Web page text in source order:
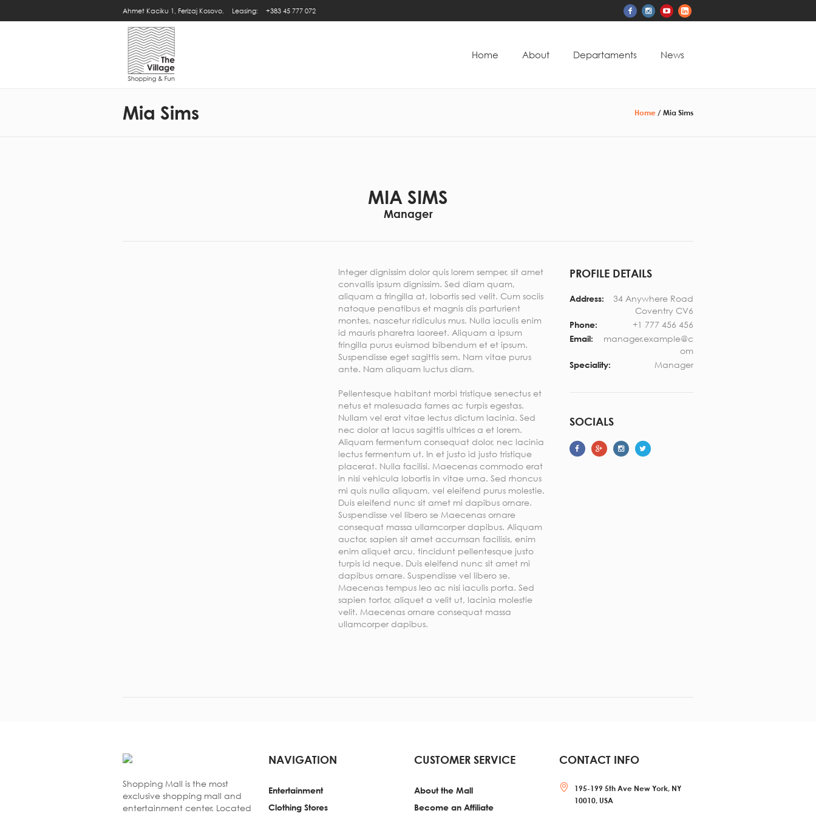
Ahmet Kaciku 1, Ferizaj Kosovo. Leasing: +383 45 777 072
Home About Departaments News
Mia Sims Home / Mia Sims
MIA SIMS
Manager
Integer dignissim dolor quis lorem semper, sit amet
convallis ipsum dignissim. Sed diam quam,
aliquam a fringilla at, lobortis sed velit. Cum sociis
natoque penatibus et magnis dis parturient
montes, nascetur ridiculus mus. Nulla iaculis enim
id mauris pharetra laoreet. Aliquam a ipsum
fringilla purus euismod bibendum et et ipsum.
Suspendisse eget sagittis sem. Nam vitae purus
ante. Nam aliquam luctus diam.
Pellentesque habitant morbi tristique senectus et
netus et malesuada fames ac turpis egestas.
Nullam vel erat vitae lectus dictum lacinia. Sed
nec dolor at lacus sagittis ultrices a et lorem.
Aliquam fermentum consequat dolor, nec lacinia
lectus fermentum ut. In et justo id justo tristique
placerat. Nulla facilisi. Maecenas commodo erat
in nisi vehicula lobortis in vitae urna. Sed rhoncus
mi quis nulla aliquam, vel eleifend purus molestie.
Duis eleifend nunc sit amet mi dapibus ornare.
Suspendisse vel libero se Maecenas ornare
consequat massa ullamcorper dapibus. Aliquam
auctor, sapien sit amet accumsan facilisis, enim
enim aliquet arcu, tincidunt pellentesque justo
turpis id neque. Duis eleifend nunc sit amet mi
dapibus ornare. Suspendisse vel libero se.
Maecenas tempus leo ac nisi iaculis porta. Sed
sapien tortor, aliquet a velit ut, lacinia molestie
velit. Maecenas ornare consequat massa
ullamcorper dapibus.
PROFILE DETAILS
Address:
34 Anywhere Road
Coventry CV6
Phone: +1 777 456 456
Email:
manager.example@c
om
Speciality: Manager
SOCIALS
Shopping Mall is the most
exclusive shopping mall and
entertainment center. Located
NAVIGATION
Entertainment
Clothing Stores
CUSTOMER SERVICE
About the Mall
Become an Affiliate
CONTACT INFO
195-199 5th Ave New York, NY
10010, USA